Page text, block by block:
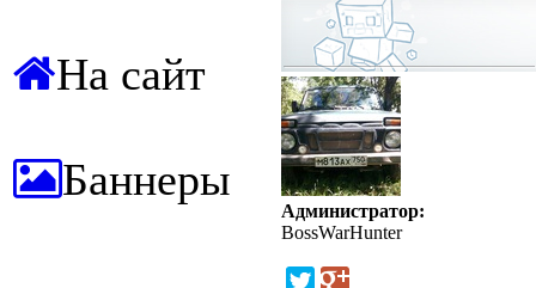
На сайт
Баннеры
Администратор:
BossWarHunter